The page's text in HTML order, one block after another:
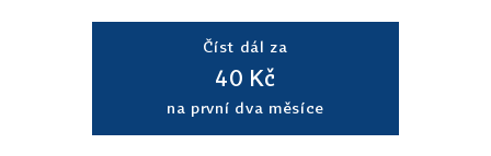
Číst dál za
40 Kč
na první dva měsíce